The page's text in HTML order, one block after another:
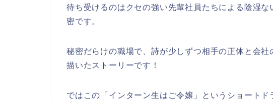
待ち受けるのはクセの強い先輩社員たちによる陰湿
密です。
秘密だらけの職場で、詩が少しずつ相手の正体と会
描いたストーリーです！
ではこの 「インターン生はご令嬢」
というショート